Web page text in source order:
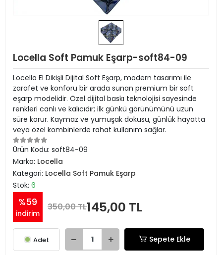
Locella Soft Pamuk Eşarp-soft84-09
Locella El Dikişli Dijital Soft Eşarp, modern tasarımı ile
zarafet ve konforu bir arada sunan premium bir soft
eşarp modelidir. Özel dijital baskı teknolojisi sayesinde
renkleri canlı ve kalıcıdır; ilk günkü görünümünü uzun
süre korur. Kaymaz ve yumuşak dokusu, günlük hayatta
veya özel kombinlerde rahat kullanım sağlar.
Ürün Kodu: soft84-09
Marka: Locella
Kategori: Locella Soft Pamuk Eşarp
Stok: 6
%59
indirim
350,00 TL145,00 TL
Adet Sepete Ekle